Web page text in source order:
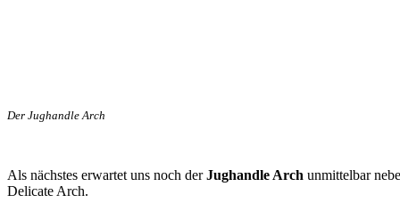
Der Jughandle Arch
Als nächstes erwartet uns noch derJughandle Arch unmittelbar
Delicate Arch.